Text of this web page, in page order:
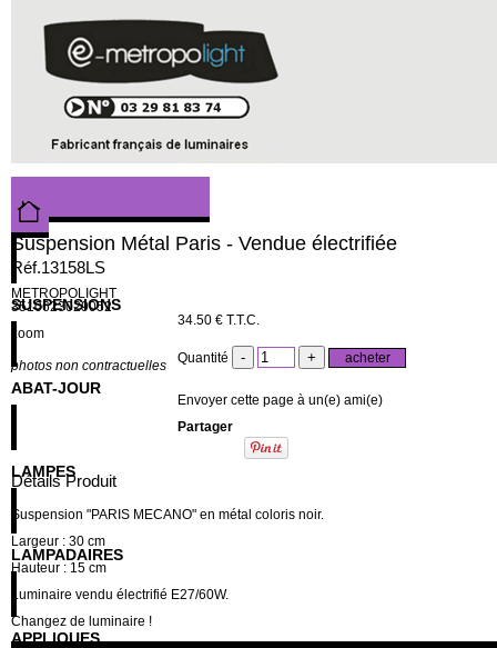
SUSPENSIONS
ABAT-JOUR
LAMPES
LAMPADAIRES
APPLIQUES
Suspension Métal Paris - Vendue électrifiée
Réf.13158LS
METROPOLIGHT
3510623029052
zoom
photos non contractuelles
34.50 € T.T.C.
Quantité
Envoyer cette page à un(e) ami(e)
Partager
Détails Produit
Suspension "PARIS MECANO" en métal coloris noir.
Largeur : 30 cm
Hauteur : 15 cm
Luminaire vendu électrifié E27/60W.
Changez de luminaire !